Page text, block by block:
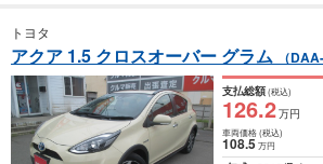
トヨタ
アクア 1.5 クロスオーバー グラム （
支払総額(税込)
126.2万円
車両価格(税込)
108.5万円